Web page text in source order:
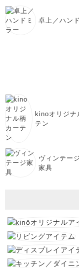
卓上／ハン
kinoオリジナ
テン
ヴィンテージ
家具